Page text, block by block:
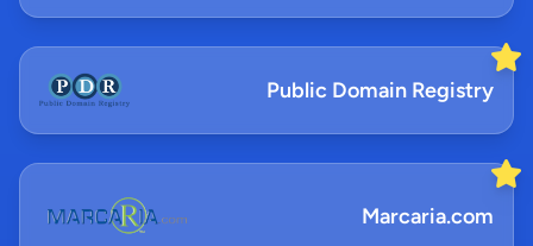
Public Domain Registry
Marcaria.com